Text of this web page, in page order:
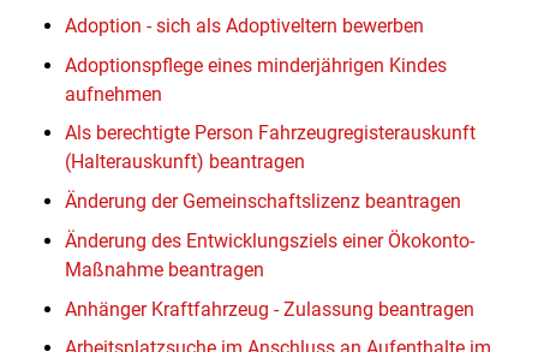
Adoption - sich als Adoptiveltern bewerben
Adoptionspflege eines minderjährigen Kindes
aufnehmen
Als berechtigte Person Fahrzeugregisterauskunft
(Halterauskunft) beantragen
Änderung der Gemeinschaftslizenz beantragen
Änderung des Entwicklungsziels einer Ökokonto-
Maßnahme beantragen
Anhänger Kraftfahrzeug - Zulassung beantragen